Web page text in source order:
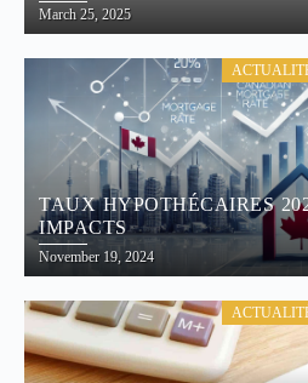
March 25, 2025
TAUX HYPOTHÉCAIRES
IMPACTS
November 19, 2024